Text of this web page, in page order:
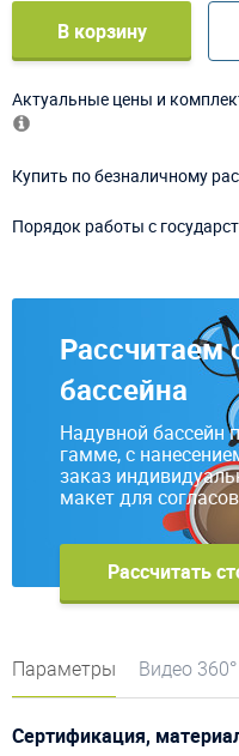
В корзину
Актуальные цены и
Купить по безналичному
Порядок работы с
Рассчитаем
бассейна
Надувной бассейн
гамме, с
заказ
макет для
Рассчитать
Параметры Видео 360°
Сертификация,